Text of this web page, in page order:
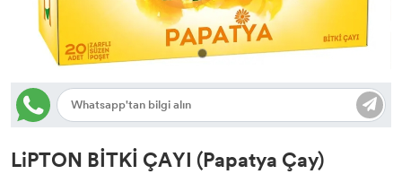
LiPTON BİTKİ ÇAYI (Papatya Çay)